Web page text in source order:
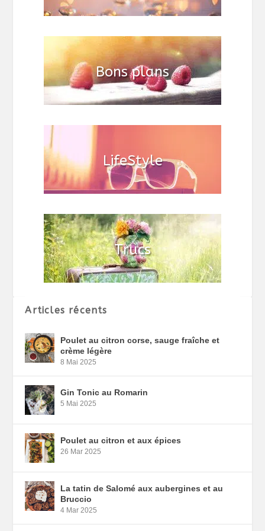
Articles récents
Poulet au citron corse, sauge fraîche et
crème légère
8 Mai 2025
Gin Tonic au Romarin
5 Mai 2025
Poulet au citron et aux épices
26 Mar 2025
La tatin de Salomé aux aubergines et au
Bruccio
4 Mar 2025